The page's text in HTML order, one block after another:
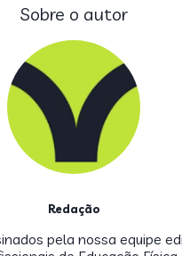
Sobre o autor
Redação
pela nossa equipe